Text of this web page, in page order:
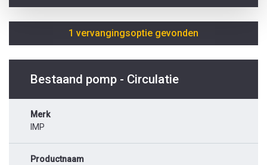
1 vervangingsoptie gevonden
Bestaand pomp - Circulatie
Merk
IMP
Productnaam